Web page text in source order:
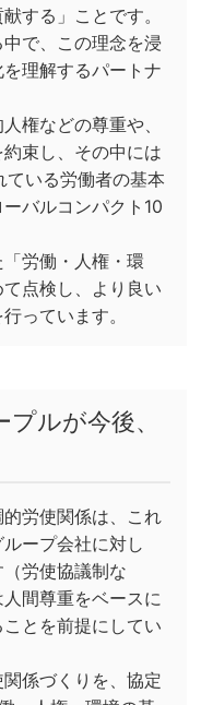
する」ことです。
で、この理念を浸
理解するパートナ
権などの尊重や、
束し、その中には
ている労働者の基本
バルコンパクト10
労働・人権・環
点検し、より良い
っています。
ルが今後、
労使関係は、これ
ープ会社に対し
労使協議制な
間尊重をベースに
とを前提にしてい
係づくりを、協定